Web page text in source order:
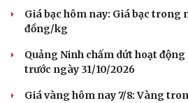
Giá bạc hôm nay: Giá bạc trong
đồng/kg
Quảng Ninh chấm dứt hoạt động
trước ngày 31/10/2026
Giá vàng hôm nay 7/8: Vàng